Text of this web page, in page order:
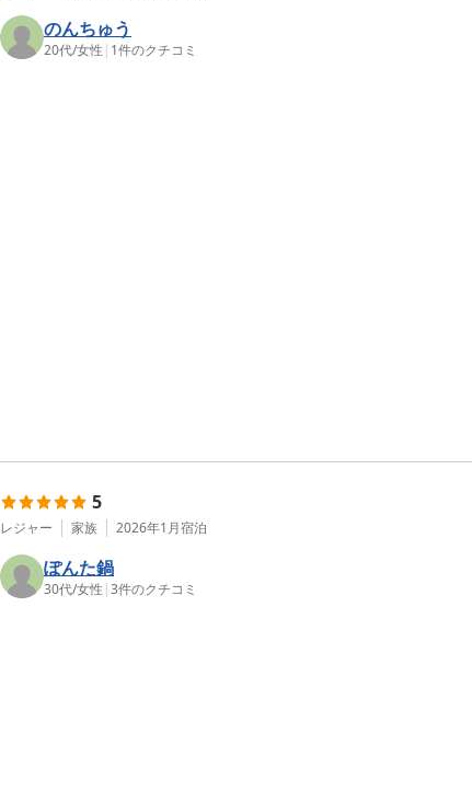
のんちゅう
20代/女性 | 1件のクチコミ
5
レジャー 家族 2026年1月宿泊
ぽんた鍋
30代/女性 |3件のクチコミ